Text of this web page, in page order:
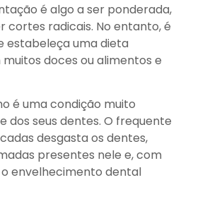
é algo a ser ponderada,
cortes radicais. No entanto, é
estabeleça uma dieta
doces ou alimentos e
é uma condição muito
dos seus dentes. O frequente
desgasta os dentes,
presentes nele e, com
envelhecimento dental